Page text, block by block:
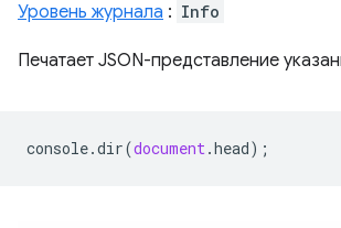
Уровень журнала : Info
Печатает JSON-представление
console.dir(document.head);